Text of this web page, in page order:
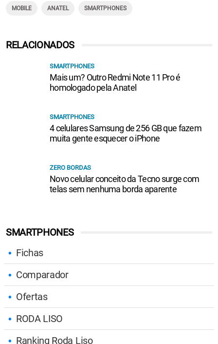
MOBILE ANATEL SMARTPHONES
SMARTPHONES
Fichas
Comparador
Ofertas
RODA LISO
Ranking Roda Liso
RELACIONADOS
SMARTPHONES
Mais um? Outro Redmi Note 11 Pro é
homologado pela Anatel
SMARTPHONES
4 celulares Samsung de 256 GB que fazem
muita gente esquecer o iPhone
ZERO BORDAS
Novo celular conceito da Tecno surge com
telas sem nenhuma borda aparente